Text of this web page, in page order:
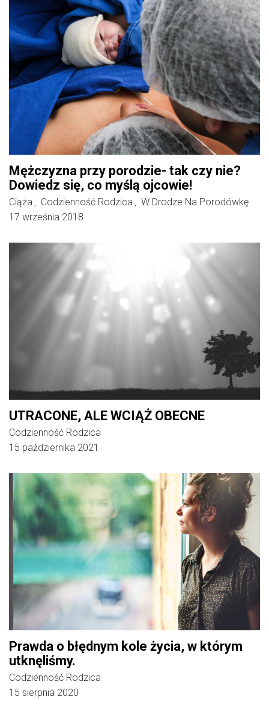
Mężczyzna przy porodzie- tak czy nie?
Dowiedz się, co myślą ojcowie!
Ciąża Codzienność Rodzica
W Drodze Na Porodówkę
17 września 2018
UTRACONE, ALE WCIĄŻ OBECNE
Codzienność Rodzica
15 października 2021
Prawda o błędnym kole życia, w którym
utknęliśmy.
Codzienność Rodzica
15 sierpnia 2020